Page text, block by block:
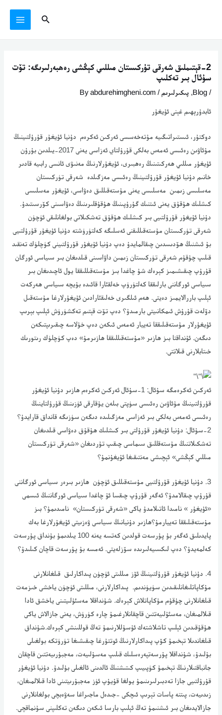
Search
2-قېتىملىق شەرقى تۈركىستان مىللىي كېڭشى رەھبەرلىرىگە: تۆت
سۇئال بىر تەكلىپ
/
Blog
,پىكىرلىرىم/ By
abdurehimgheni.com
ئابدۇرېھىم غېنى ئۇيغۇر
دوكتۇر، ئىستىراتىگىيە مۇتەخەسسى ئەركىن ئەكرەم دۇنيا ئۇيغۇر قۇرۇلتىينىڭ
مۇئاۋىن رەئىسى ئەمەس بەلكى قۇرۇلتاي ئەزاسى يەنى 2017-يىلدىن بۇرۇن
ئۇيغۇر مىللىي ھەركىتىنىڭ رەھبىرى، ئۇيغۇرلارنىڭ مەنىۋى ئانسى رابىيە قادىر
خانىم دۇنيا ئۇيغۇر قۇرۇلتىينىڭ رەئىسى مەزگىلدە شەرقى تۈركىستان
مەسلىسى زىمىن مەسلىسى يەنى مۇستەقىللىق دەۋاسى، ئۇيغۇر مەسلىسى
كىشلىك ھۇقۇق يەنى ئىتنىك گۇرۇپىنىڭ ھۇقۇقلىرىنىڭ دەۋاسىنى كۆرسىتىدۇ.
دۇنيا ئۇيغۇر قۇرۇلتىيى بىر كىشلىك ھۇقۇق تەشكىلاتى بولغانلىقى ئۈچۈن
شەرقى تۈركىستان مۇستەقىللىقنى ئەسلىگە كەلتۈرۈشتە دۇنيا ئۇيغۇر قۇرۇلتىيى
بۇ ئىشنىڭ ھۆدىسدىن چىقالمايدۇ دەپ دۇنيا ئۇيغۇر قۇرۇلتىينى كۈچلۈك تەنقىد
قىلىپ چۇقۇم شەرقى تۈركىستان زىمىن داۋاسىنى قىلدىغان بىر سىياسى ئورگان
قۇرۇپ چىقىشىمىز كېرەك شۇ چاغدا بىز مۇستەقىللىققا يول ئاچىدىغان بىر
سىياسى ئورگاننى بارلىققا كەلتۈرۈپ خەلقئارا قائىدە بۇيچە سىياسى ھەركەت
ئېلىپ باررالايمىز دەيتى. ھەم ئىلگىرى خەلىقئارادىن ئۇيغۇرلارغا مۇستەقىل
دۆلەت قۇرۇش ئىمكانىيتى بارمىدۇ؟ دەپ تۆت قېتىم تەكشۈرۈش ئېلىپ بېرىپ
ئۇيغۇرلار مۇستەقىلىققا تەييار ئەمەس ئىكەن دەپ خۇلاسە چىقىرىپتىكەن
دىگەن. ئۇنداقتا بىز ھازىر «مۇستەقىللىققا ھازىرمۇ» دەپ كۈچلۈك رىتورىك
خىتابلارنى قىلاتتى.
ئەركىن ئەكرەمگە سۇئال: 1-سۇئال ئەركىن ئەكرەم ھازىر دۇنيا ئۇيغۇر
قۇرۇلتىينىڭ مۇئاۋىن رەئىسى سۈپتى بىلەن يۇقارقى ئۈزىنىڭ قۇرۇلتاينىڭ
رەئىسى ئەمەس بەلكى بىر ئەزاسى مەزگىلىدە دىگەن سۈزىگە قانداق قارايدۇ؟
2-سۇئال: دۇنيا ئۇيغۇر قۇرۇلتى بىر كىشلىك ھۇقۇق دەۋاسى قىلدىغان
تەشكىلاتنىڭ مۇستەقللىق سىماسى چىقىپ تۇردىغان «شەرقى تۈركىستان
مىللىي كېڭشى» ئېچىشى مەنتىقىغا ئۇيغۇنمۇ؟
3. دۇنيا ئۇيغۇر قۇرۇلتىيى مۇستەقىللىق ئۈچۈن ھازىر بىرەر سىياسى ئورگاننى
قۇرۇپ چىقالامدۇ؟ ئەگەر قۇرۇپ چىقسا ئۇ چاغدا سىياسى ئورگاننىڭ ئىسمى
«ئۇيغۇر » نامىدا ئاتىلامدۇ ياكى «شەرقى تۈركىستان» نامىدىمۇ؟ بىز
مۇستەقىلىققا تەييارمۇ؟ھازىر دۇنيانىڭ سىياسى ۋەزىيتى ئۇيغۇرلارغا بەك
پايدىلىق ئەگەر بۇ پۇرسەت قولدىن كەتسە يەنە 100 يىلدىمۇ بۇنداق پۇرسەت
كەلمەيدۇ؟ دەپ لىكسىيەلىرىدە سۆزلەيتى. ئەمسە بۇ پۇرسەت قاچان كىلىدۇ؟
4. دۇنيا ئۇيغۇر قۇرۇلتىينىڭ ئۆز مىللىتى ئۈچۈن پىداكارلىق قىلغانلارنى
مۇكاپاتلىغانلىقىدىن سۈيۈندىم. پىداكارلارنى، مىللىتى ئۈچۈن ياخشى خىزمەت
قىلغانلارنى چۇقۇم مۇكاپاتلاش كېرەك. شۇنداقلا مەسئۇلىيتىنى ياخشق ئادا
قىلالمىغان، مەسئۇلىيەتتىن قاچقانلارغىمۇ چارە كۈرۈش، يەنى جازالاش ياكى
ھۇقۇقىدىن ئېلىپ تاشلاشتەك ئۇسۇللارنىمۇ تەڭ قوللىنشى كېرەك.شۇنداق
قىلغاندىلا تېخىمۇ كۆپ پىداكارلارنىڭ ئوتتۇرغا چىقىشىغا تۈرۈتكە بولغىلى
بۇلىدۇ، شۇنداقلا پۇرسەتپەرەسلىك قىلىپ مەسۇلىيەت، مەجبۇرىيەتتىن قاچقان
جانباقتىلارنىڭ تېخىمۇ كۈپىيىپ كىتىشنىڭ ئالدىنى ئالغىلى بۇلىدۇ. دۇنيا ئۇيغۇر
قۇرۇلتىيى جازا تەدبىرلىرىنىمۇ يولغا قۇيۇپ ئۈز مەجبۇرىيتىنى ئادا قىلالمىغان،
زىدىيەت، پىتنە پاسات تېرىپ ئىچكى -جىدەل ماجىراغا سەۋەبچى بولغانلارنى
جازالايدىغان بىر ئىشنىمۇ تەڭ ئېلىپ بارسا ئىكەن دىگەن تەكلىپنى سۇنماقچى.